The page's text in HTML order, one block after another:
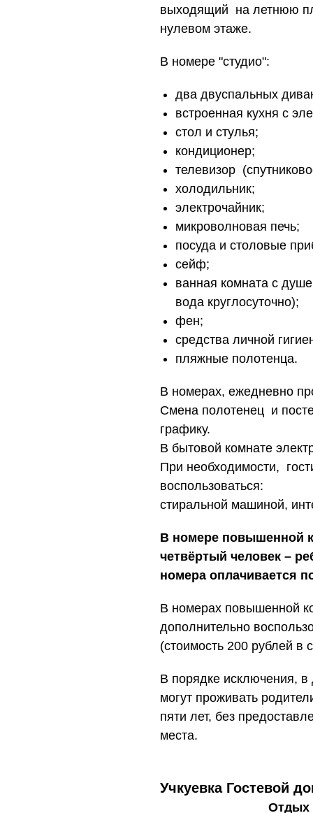
выходящий на летнюю
нулевом этаже.
В номере "студио":
два двуспальных
встроенная кухня с
стол и стулья;
кондиционер;
телевизор
холодильник;
электрочайник;
микроволновая печь;
посуда и столовые
сейф;
ванная комната с
вода круглосуточно);
фен;
средства личной
пляжные полотенца.
В номерах, ежедневно
Смена полотенец и
графику.
В бытовой комнате
При необходимости,
воспользоваться:
стиральной машиной,
В номере повышенной
четвёртый человек –
номера оплачивается
В номерах повышенной
дополнительно
(стоимость 200 рублей в
В порядке исключения,
могут проживать
пяти лет, без
места.
Учкуевка Гостевой
Отдых